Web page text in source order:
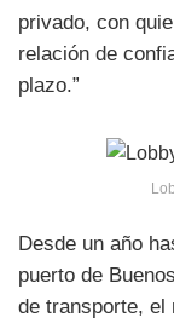
privado, con
relación de
plazo.”
Desde un año
puerto de
de transporte, el